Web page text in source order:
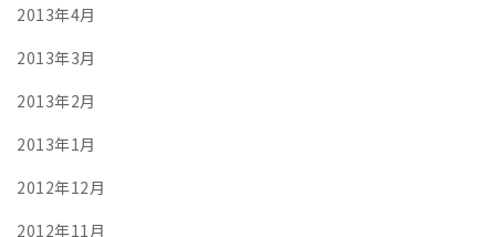
2013年4月
2013年3月
2013年2月
2013年1月
2012年12月
2012年11月